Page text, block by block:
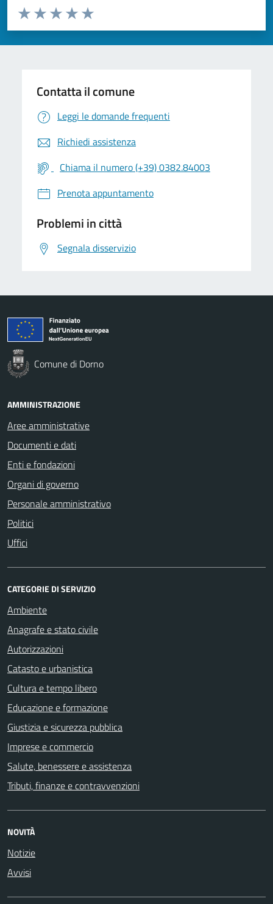
Valuta da 1 a 5 stelle la pagina
Valuta 5 stelle su 5
Valuta 4 stelle su 5
Valuta 3 stelle su 5
Valuta 2 stelle su 5
Valuta 1 stelle su 5
Contatta il comune
Leggi le domande frequenti
Richiedi assistenza
Chiama il numero (+39) 0382.84003
Prenota appuntamento
Problemi in città
Segnala disservizio
Comune di Dorno
AMMINISTRAZIONE
Aree amministrative
Documenti e dati
Enti e fondazioni
Organi di governo
Personale amministrativo
Politici
Uffici
CATEGORIE DI SERVIZIO
Ambiente
Anagrafe e stato civile
Autorizzazioni
Catasto e urbanistica
Cultura e tempo libero
Educazione e formazione
Giustizia e sicurezza pubblica
Imprese e commercio
Salute, benessere e assistenza
Tributi, finanze e contravvenzioni
NOVITÀ
Notizie
Avvisi